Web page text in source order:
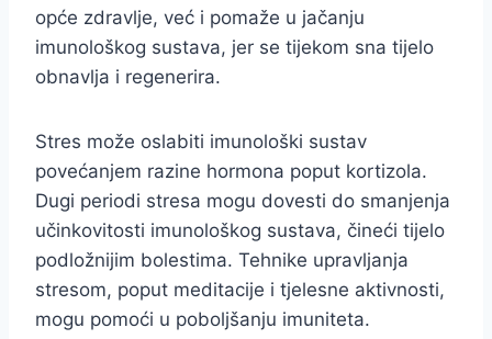
opće zdravlje, već i pomaže u jačanju
imunološkog sustava, jer se tijekom sna tijelo
obnavlja i regenerira.
Stres može oslabiti imunološki sustav
povećanjem razine hormona poput kortizola.
Dugi periodi stresa mogu dovesti do smanjenja
učinkovitosti imunološkog sustava, čineći tijelo
podložnijim bolestima. Tehnike upravljanja
stresom, poput meditacije i tjelesne aktivnosti,
mogu pomoći u poboljšanju imuniteta.